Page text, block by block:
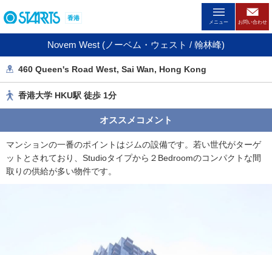
ー
ジ
移
す
め
リ
香港
メニュー お問い合わせ
Novem West (ノーベム・ウェスト / 翰林峰)
460 Queen's Road West, Sai Wan, Hong Kong
香港大学 HKU駅 徒歩 1分
オススメコメント
マンションの一番のポイントはジムの設備です。若い世代がターゲ
ットとされており、Studioタイプから２Bedroomのコンパクトな間
取りの供給が多い物件です。